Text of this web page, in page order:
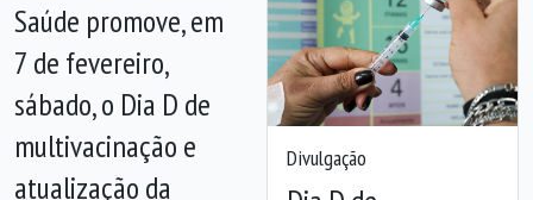
Divulgação
Saúde promove, em
7 de fevereiro,
sábado, o Dia D de
multivacinação e
atualização da